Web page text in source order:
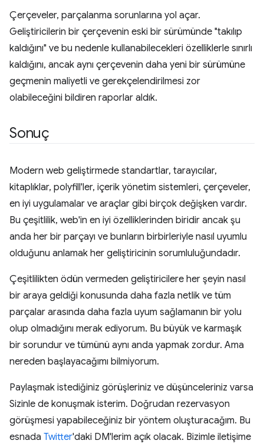
Çerçeveler, parçalanma sorunlarına yol açar.
Geliştiricilerin bir çerçevenin eski bir sürümünde "takılıp
kaldığını" ve bu nedenle kullanabilecekleri özelliklerle sınırlı
kaldığını, ancak aynı çerçevenin daha yeni bir sürümüne
geçmenin maliyetli ve gerekçelendirilmesi zor
olabileceğini bildiren raporlar aldık.
Sonuç
Modern web geliştirmede standartlar, tarayıcılar,
kitaplıklar, polyfill'ler, içerik yönetim sistemleri, çerçeveler,
en iyi uygulamalar ve araçlar gibi birçok değişken vardır.
Bu çeşitlilik, web'in en iyi özelliklerinden biridir ancak şu
anda her bir parçayı ve bunların birbirleriyle nasıl uyumlu
olduğunu anlamak her geliştiricinin sorumluluğundadır.
Çeşitlilikten ödün vermeden geliştiricilere her şeyin nasıl
bir araya geldiği konusunda daha fazla netlik ve tüm
parçalar arasında daha fazla uyum sağlamanın bir yolu
olup olmadığını merak ediyorum. Bu büyük ve karmaşık
bir sorundur ve tümünü aynı anda yapmak zordur. Ama
nereden başlayacağımı bilmiyorum.
Paylaşmak istediğiniz görüşleriniz ve düşünceleriniz varsa
Sizinle de konuşmak isterim. Doğrudan rezervasyon
görüşmesi yapabileceğiniz bir yöntem oluşturacağım. Bu
esnada Twitter'daki DM'lerim açık olacak. Bizimle iletişime